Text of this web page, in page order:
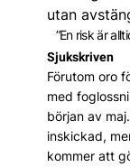
utan
”En risk är
Sjukskriven
Förutom oro
med
början av
inskickad,
kommer att